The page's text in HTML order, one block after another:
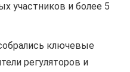
участников и более 5
ключевые
регуляторов и